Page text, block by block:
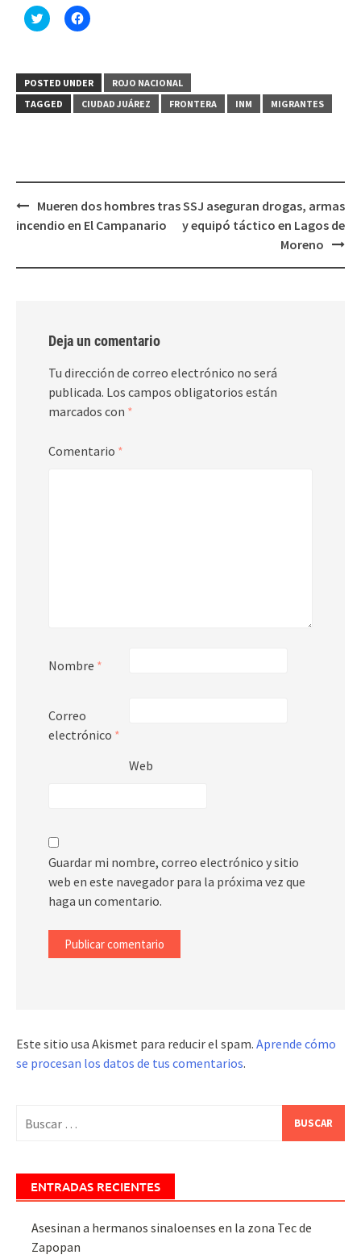
Haz
clic
(Se
abre
en
una
Haz
clic
(Se
abre
en
una
POSTED UNDER
ROJO NACIONAL
TAGGED
CIUDAD JUÁREZ FRONTERA INM MIGRANTES
Post
navigation
Mueren dos hombres tras
incendio en El Campanario
SSJ aseguran drogas, armas
y equipó táctico en Lagos de
Moreno
Deja un comentario
Tu dirección de correo electrónico no será
publicada. Los campos obligatorios están
marcados con *
Comentario *
Nombre *
Correo
electrónico *
Web
Guardar mi nombre, correo electrónico y sitio
web en este navegador para la próxima vez que
haga un comentario.
Este sitio usa Akismet para reducir el spam. Aprende cómo
se procesan los datos de tus comentarios.
ENTRADAS RECIENTES
Asesinan a hermanos sinaloenses en la zona Tec de
Zapopan